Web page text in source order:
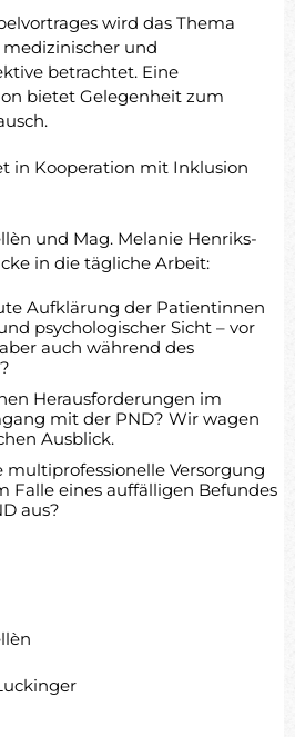
wird das Thema
und
betrachtet. Eine
bietet Gelegenheit zum
in Kooperation mit Inklusion
und Mag. Melanie Henriks-
in die tägliche Arbeit:
Aufklärung der Patientinnen
psychologischer Sicht – vor
auch während des
Herausforderungen im
mit der PND? Wir wagen
Ausblick.
Versorgung
Falle eines auffälligen Befundes
aus?